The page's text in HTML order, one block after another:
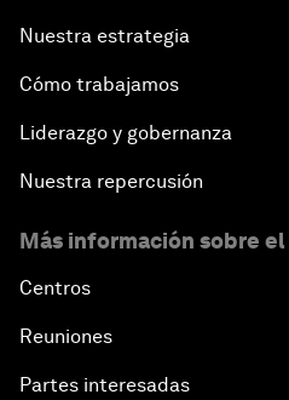
Nuestra estrategia
Cómo trabajamos
Liderazgo y gobernanza
Nuestra repercusión
Más información sobre el
Centros
Reuniones
Partes interesadas